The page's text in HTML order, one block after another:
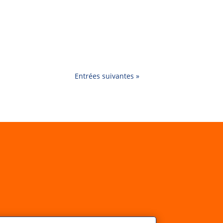
Entrées suivantes »